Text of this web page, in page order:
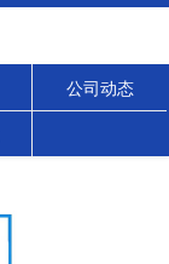
公司动态